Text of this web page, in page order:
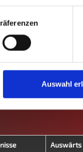
Auswahl
M-
0 - 0
- 0
Auswärts